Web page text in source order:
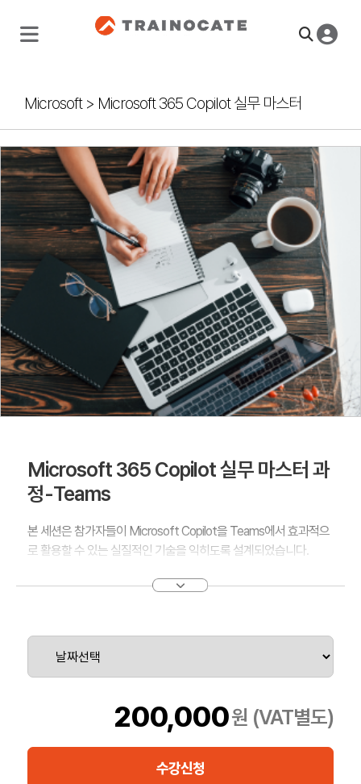
Microsoft> Microsoft 365 Copilot 실무 마스터
Microsoft 365 Copilot 실무 마스터 과
정-Teams
본 세션은 참가자들이 Microsoft Copilot을 Teams에서 효과적으
로 활용할 수 있는 실질적인 기술을 익히도록 설계되었습니다.
Teams
성, 회의 관리, 파일 공유 및 정리, 작업 생성 및 추적, 회의 안건 및 회
의록 작성, 팀 설정 및 권한 관리가 포함됩니다.
세션에는 실습 활동과 미니 프로젝트가 포함되어 있어, Copilot의
실제 활용 능력을 체계적으로 익힐 수 있습니다.
200,000원 (VAT별도)
수강신청